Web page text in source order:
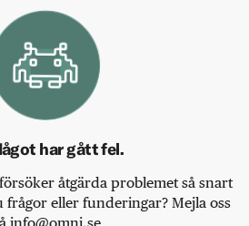
har gått fel.
åtgärda problemet så snart
eller funderingar? Mejla oss